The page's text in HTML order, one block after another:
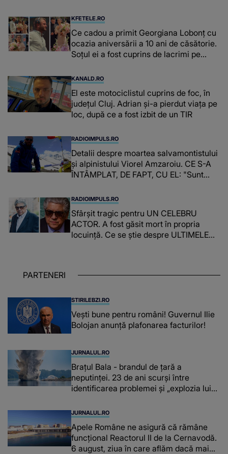
KFETELE.RO
Ce cadou a primit Georgiana Lobonț cu
ocazia aniversării a 10 ani de căsătorie.
Soțul ei a fost cuprins de lacrimi pe
KANALD.RO
El este motociclistul cuprins de foc, în
județul Cluj. Adrian și-a pierdut viața pe
loc, după ce a fost izbit de un TIR
RADIOIMPULS.RO
Detalii despre moartea salvamontistului
şi alpinistului Viorel Amzaroiu. CE S-A
ÎNTÂMPLAT, DE FAPT, CU EL: "Sunt
lasă urme în..."
RADIOIMPULS.RO
Sfârșit tragic pentru UN CELEBRU
ACTOR. A fost găsit mort în propria
locuință. Ce se știe despre ULTIMELE
PARTENERI
STIRILEBZI.RO
Vești bune pentru români! Guvernul Ilie
Bolojan anunță plafonarea facturilor!
JURNALUL.RO
Brațul Bala - brandul de țară a
neputinței. 23 de ani scurși între
identificarea problemei și „explozia lui
JURNALUL.RO
Apele Române ne asigură că rămâne
funcțional Reactorul II de la Cernavodă.
6 august, ziua în care aflăm dacă mai